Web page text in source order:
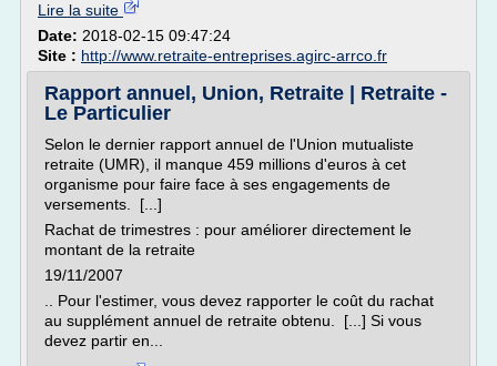
Lire la suite
Date: 2018-02-15 09:47:24
Site : http://www.retraite-entreprises.agirc-arrco.fr
Rapport annuel, Union, Retraite | Retraite -
Le Particulier
Selon le dernier rapport annuel de l'Union mutualiste
retraite (UMR), il manque 459 millions d'euros à cet
organisme pour faire face à ses engagements de
versements. [...]
Rachat de trimestres : pour améliorer directement le
montant de la retraite
19/11/2007
.. Pour l'estimer, vous devez rapporter le coût du rachat
au supplément annuel de retraite obtenu. [...] Si vous
devez partir en...